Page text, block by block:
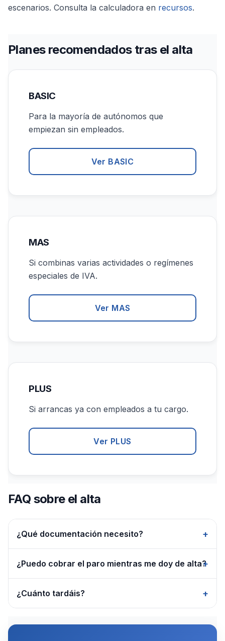
escenarios. Consulta la calculadora en recursos.
Planes recomendados tras el alta
BASIC
Para la mayoría de autónomos que
empiezan sin empleados.
Ver BASIC
MAS
Si combinas varias actividades o regímenes
especiales de IVA.
Ver MAS
PLUS
Si arrancas ya con empleados a tu cargo.
Ver PLUS
FAQ sobre el alta
¿Qué documentación necesito? +
descripción de tu actividad. Si tienes certificado
digital, lo usaremos; si no, te ayudamos a
obtenerlo.
¿Puedo cobrar el paro mientras me doy de alta?
+
prestación o solicitar el pago único si procede.
¿Cuánto tardáis? +
tramitarlo en menos de 24h laborables.